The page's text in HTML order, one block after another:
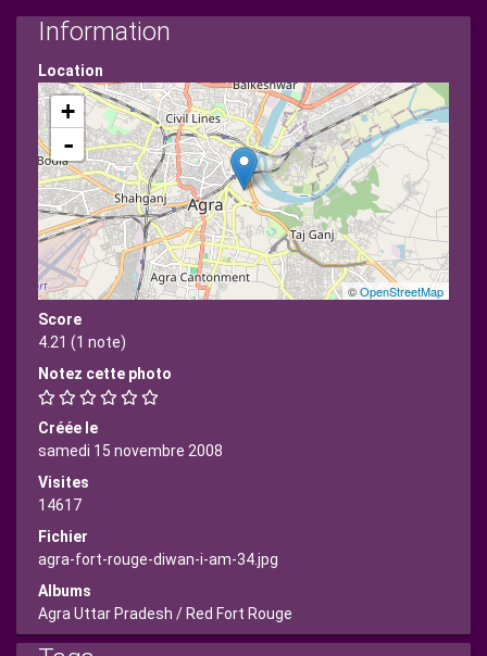
Information
Location
+
-
©OpenStreetMap
Score
4.21 (1 note)
Notez cette photo
Créée le
samedi 15 novembre 2008
Visites
14617
Fichier
agra-fort-rouge-diwan-i-am-34.jpg
Albums
Agra Uttar Pradesh / Red Fort Rouge